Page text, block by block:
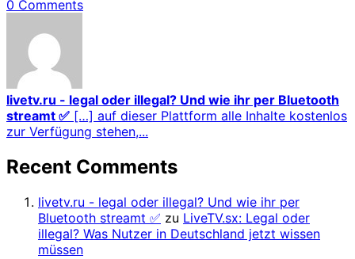
0 Comments
livetv.ru - legal oder illegal? Und wie ihr per Bluetooth
streamt ✅ […] auf dieser Plattform alle Inhalte kostenlos
zur Verfügung stehen,...
Recent Comments
livetv.ru - legal oder illegal? Und wie ihr per
Bluetooth streamt ✅ zu LiveTV.sx: Legal oder
illegal? Was Nutzer in Deutschland jetzt wissen
müssen